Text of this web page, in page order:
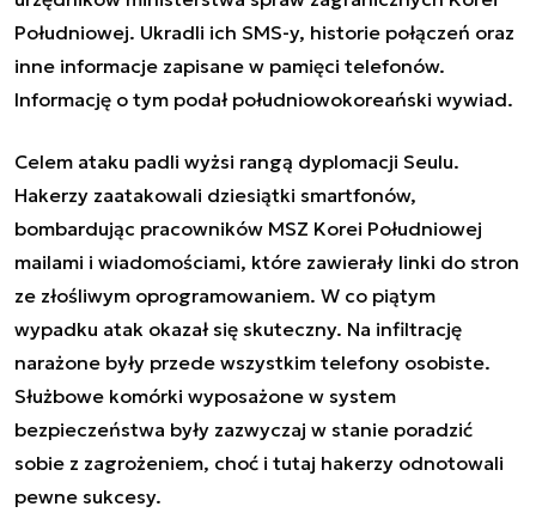
Południowej. Ukradli ich SMS-y, historie połączeń oraz
inne informacje zapisane w pamięci telefonów.
Informację o tym podał południowokoreański wywiad.
Celem ataku padli wyżsi rangą dyplomacji Seulu.
Hakerzy zaatakowali dziesiątki smartfonów,
bombardując pracowników MSZ Korei Południowej
mailami i wiadomościami, które zawierały linki do stron
ze złośliwym oprogramowaniem. W co piątym
wypadku atak okazał się skuteczny. Na infiltrację
narażone były przede wszystkim telefony osobiste.
Służbowe komórki wyposażone w system
bezpieczeństwa były zazwyczaj w stanie poradzić
sobie z zagrożeniem, choć i tutaj hakerzy odnotowali
pewne sukcesy.